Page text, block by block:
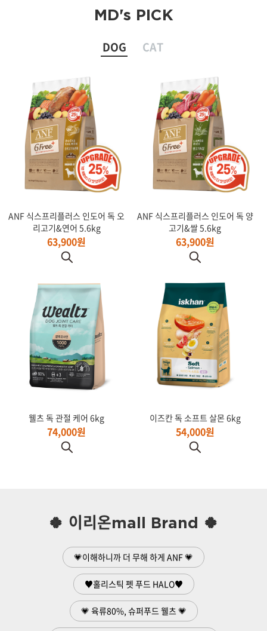
MD's PICK
DOG CAT
ANF 식스프리플러스 인도어 독 오
리고기&연어 5.6kg
63,900원
ANF 식스프리플러스 인도어 독 양
고기&쌀 5.6kg
63,900원
웰츠 독 관절 케어 6kg
74,000원
이즈칸 독 소프트 살몬 6kg
54,000원
🍀 이리온mall Brand 🍀
💗이해하니까 더 무해 하게 ANF 💗
♥홀리스틱 펫 푸드 HALO♥
💗 육류80%, 슈퍼푸드 웰츠 💗